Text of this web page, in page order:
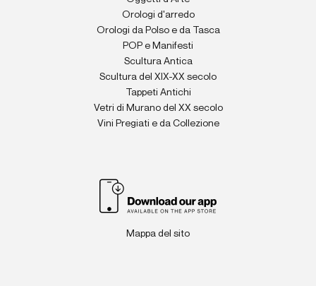
Orologi d'arredo
Orologi da Polso e da Tasca
POP e Manifesti
Scultura Antica
Scultura del XIX-XX secolo
Tappeti Antichi
Vetri di Murano del XX secolo
Vini Pregiati e da Collezione
Mappa del sito